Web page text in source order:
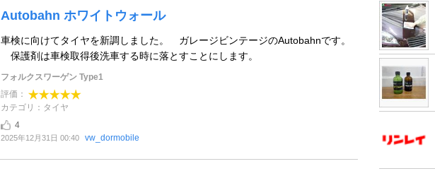
Autobahn ホワイトウォール
車検に向けてタイヤを新調しました。 ガレージビンテージのAutobahnです。
保護剤は車検取得後洗車する時に落とすことにします。
フォルクスワーゲン Type1
評価：
カテゴリ：タイヤ
4
2025年12月31日 00:40 vw_dormobile